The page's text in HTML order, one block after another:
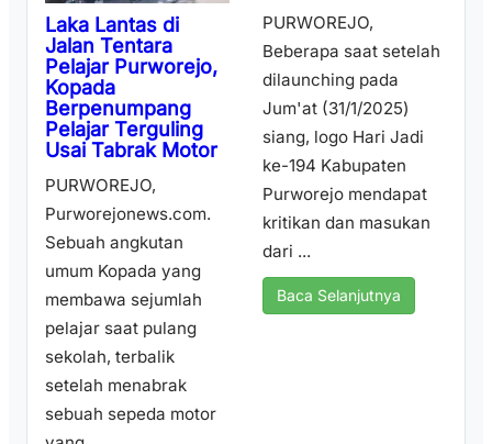
Laka Lantas di
Jalan Tentara
Pelajar Purworejo,
Kopada
Berpenumpang
Pelajar Terguling
Usai Tabrak Motor
PURWOREJO,
Purworejonews.com.
Sebuah angkutan
umum Kopada yang
membawa sejumlah
pelajar saat pulang
sekolah, terbalik
setelah menabrak
sebuah sepeda motor
PURWOREJO,
Beberapa saat setelah
dilaunching pada
Jum'at (31/1/2025)
siang, logo Hari Jadi
ke-194 Kabupaten
Purworejo mendapat
kritikan dan masukan
dari ...
Baca Selanjutnya